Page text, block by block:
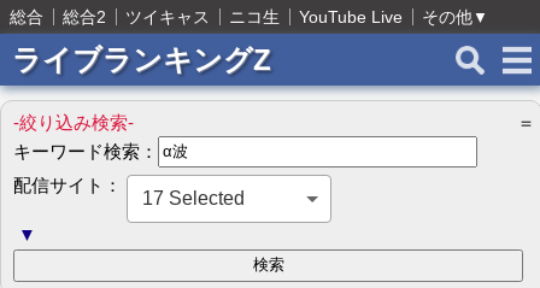
総合 総合2 ツイキャス ニコ生 YouTube Live その他▼
ライブランキングZ
-絞り込み検索-
＝
キーワード検索：
配信サイト：
17 Selected
▼